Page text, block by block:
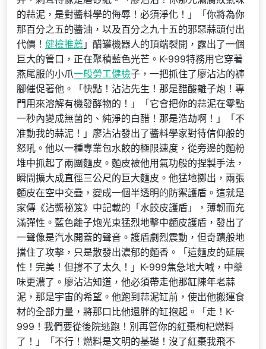
的蒜泥，是對醬料學的侮辱！必須淨化！」「你將為你
那百分之五的醬油，以及百分之九十五的邪惡蒜頭付出
代價！ 健檢推薦 」醋罐機器人的頂端裂開，露出了一個
巨大的管口，正在聚積藍色光芒。K-999特務用它穿著
燕尾服的小爪一般勞工健檢子，一把抓住了廖沾沾的褲
腳催促著他。「快點！沾沾先生！那是醋酸離子炮！專
門用來溶解有機發酵物的！」「它會把你的蒜泥在零點
一秒內變成無菌的、純淨的白醋！那是浩劫啊！」「不
准動我的蒜泥！」廖沾沾發出了醬料學家對待信仰般的
怒吼。他以一種專業包水餃的極限速度，從旁邊的麵粉
堆中抓起了兩團麵皮。麵皮被他用氣功般的捏製手法，
瞬間擴大成直徑三公尺的巨大麵皮。他猛地擲出，兩張
麵皮在空中交疊，變成一個半透明的防禦護盾。這就是
家傳《沾醬秘笈》中記載的「水餃皮護盾」，薄韌而充
滿彈性。藍色離子炮光束猛烈地擊中麵皮護盾，發出了
一聲像是汽水開蓋的聲音。護盾劇烈震動，但奇蹟般地
擋住了攻擊，只是散發出濃郁的麵香。「這麵皮的延展
性！完美！但撐不了太久！」K-999焦急地大喊，中藥
味更濃了。廖沾沾知道，他必須帶走他那缸陳年老蒜
泥，那是宇宙的希望。他跑到蒜泥缸前，使出他搬運食
材的全部力量，將那口比他還胖的缸抱起。「走！K-
999！我們要從後院逃跑！別再管你的紅棗枸杞燃料
了！」「不行！燃料是文明的基礎！沒了紅棗我飛不